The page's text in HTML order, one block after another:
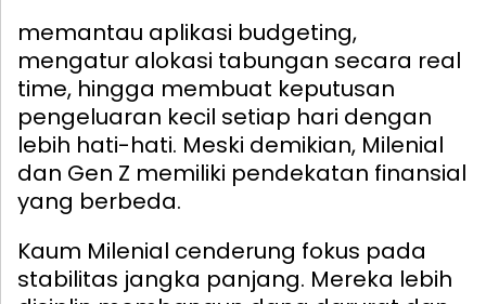
memantau aplikasi budgeting,
mengatur alokasi tabungan secara real
time, hingga membuat keputusan
pengeluaran kecil setiap hari dengan
lebih hati-hati. Meski demikian, Milenial
dan Gen Z memiliki pendekatan finansial
yang berbeda.
Kaum Milenial cenderung fokus pada
stabilitas jangka panjang. Mereka lebih